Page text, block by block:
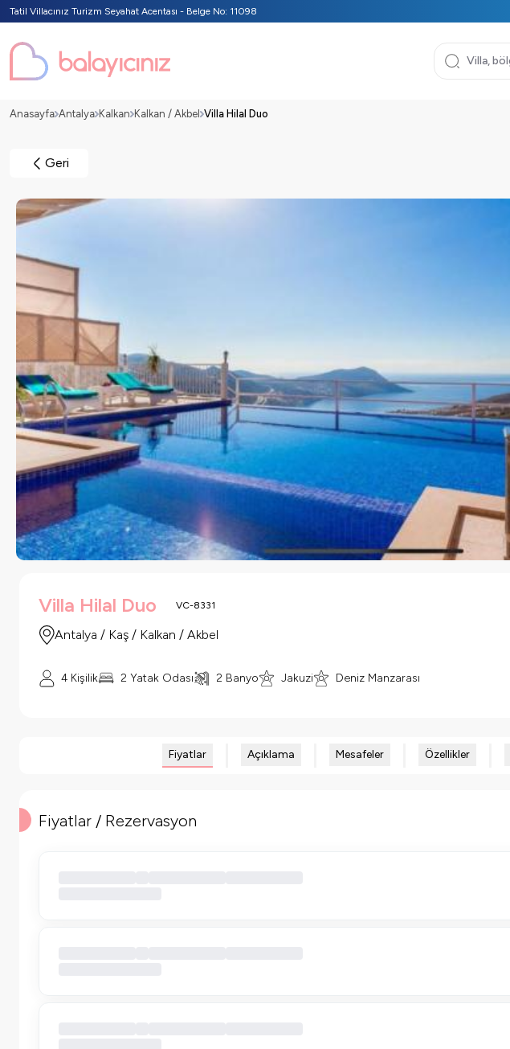
Tatil Villacınız Turizm Seyahat Acentası - Belge No: 11098
Anasayfa Antalya Kalkan Kalkan / Akbel Villa Hilal Duo
Geri
Villa Hilal Duo VC-8331
Antalya / Kaş / Kalkan / Akbel
4 Kişilik 2 Yatak Odası 2 Banyo Jakuzi Deniz Manzarası
Fiyatlar Açıklama Mesafeler Özellikler
Fiyatlar / Rezervasyon